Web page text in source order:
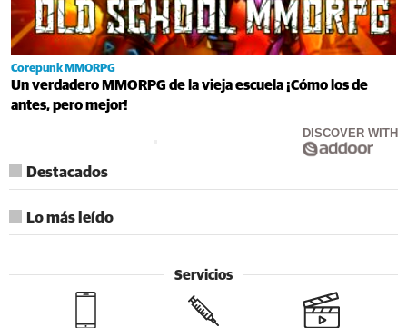
Corepunk MMORPG
Un verdadero MMORPG de la vieja escuela ¡Cómo los de
antes, pero mejor!
DISCOVER WITH
Destacados
Lo más leído
Servicios